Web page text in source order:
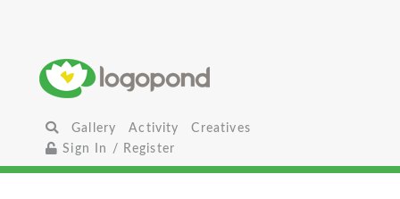
Gallery Activity
Creatives
Sign In / Register